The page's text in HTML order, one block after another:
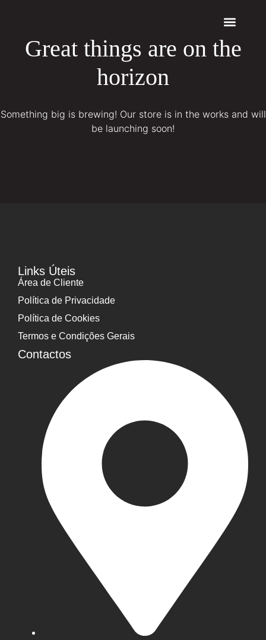
Great things are on the
horizon
Something big is brewing! Our store is in the works and will
be launching soon!
Links Úteis
Área de Cliente
Política de Privacidade
Política de Cookies
Termos e Condições Gerais
Contactos